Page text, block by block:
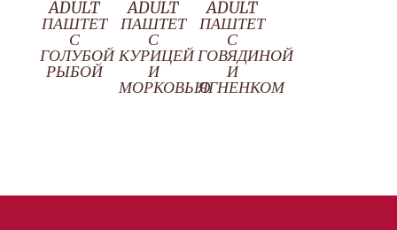
ADULT
ПАШТЕТ
С
ГОЛУБОЙ
РЫБОЙ
ADULT
ПАШТЕТ
С
КУРИЦЕЙ
И
МОРКОВЬЮ
ADULT
ПАШТЕТ
С
ГОВЯДИНОЙ
И
ЯГНЕНКОМ